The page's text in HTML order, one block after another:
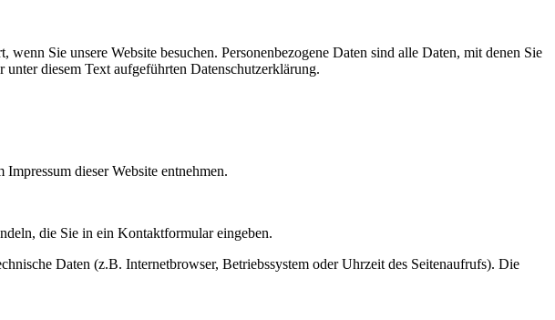
Sie unsere Website besuchen. Personenbezogene Daten sind alle Daten, mit denen Sie
diesem Text aufgeführten Datenschutzerklärung.
dieser Website entnehmen.
die Sie in ein Kontaktformular eingeben.
Daten (z.B. Internetbrowser, Betriebssystem oder Uhrzeit des Seitenaufrufs). Die